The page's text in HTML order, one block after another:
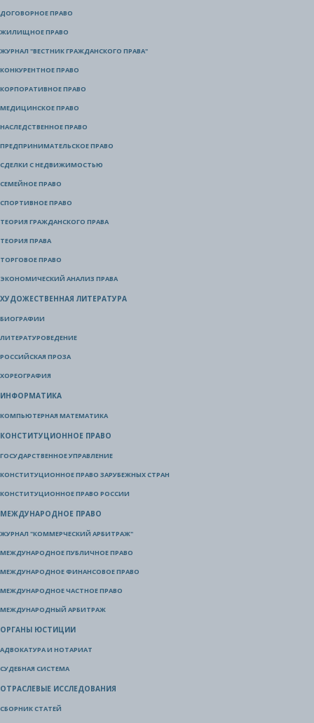
ДОГОВОРНОЕ ПРАВО
ЖИЛИЩНОЕ ПРАВО
ЖУРНАЛ "ВЕСТНИК ГРАЖДАНСКОГО ПРАВА"
КОНКУРЕНТНОЕ ПРАВО
КОРПОРАТИВНОЕ ПРАВО
МЕДИЦИНСКОЕ ПРАВО
НАСЛЕДСТВЕННОЕ ПРАВО
ПРЕДПРИНИМАТЕЛЬСКОЕ ПРАВО
СДЕЛКИ С НЕДВИЖИМОСТЬЮ
СЕМЕЙНОЕ ПРАВО
СПОРТИВНОЕ ПРАВО
ТЕОРИЯ ГРАЖДАНСКОГО ПРАВА
ТЕОРИЯ ПРАВА
ТОРГОВОЕ ПРАВО
ЭКОНОМИЧЕСКИЙ АНАЛИЗ ПРАВА
ХУДОЖЕСТВЕННАЯ ЛИТЕРАТУРА
БИОГРАФИИ
ЛИТЕРАТУРОВЕДЕНИЕ
РОССИЙСКАЯ ПРОЗА
ХОРЕОГРАФИЯ
ИНФОРМАТИКА
КОМПЬЮТЕРНАЯ МАТЕМАТИКА
КОНСТИТУЦИОННОЕ ПРАВО
ГОСУДАРСТВЕННОЕ УПРАВЛЕНИЕ
КОНСТИТУЦИОННОЕ ПРАВО ЗАРУБЕЖНЫХ СТРАН
КОНСТИТУЦИОННОЕ ПРАВО РОССИИ
МЕЖДУНАРОДНОЕ ПРАВО
ЖУРНАЛ "КОММЕРЧЕСКИЙ АРБИТРАЖ"
МЕЖДУНАРОДНОЕ ПУБЛИЧНОЕ ПРАВО
МЕЖДУНАРОДНОЕ ФИНАНСОВОЕ ПРАВО
МЕЖДУНАРОДНОЕ ЧАСТНОЕ ПРАВО
МЕЖДУНАРОДНЫЙ АРБИТРАЖ
ОРГАНЫ ЮСТИЦИИ
АДВОКАТУРА И НОТАРИАТ
СУДЕБНАЯ СИСТЕМА
ОТРАСЛЕВЫЕ ИССЛЕДОВАНИЯ
СБОРНИК СТАТЕЙ